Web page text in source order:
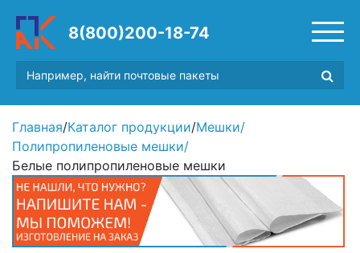
8(800)200-18-74
Главная/Каталог продукции/Мешки/
Полипропиленовые мешки/
Белые полипропиленовые мешки